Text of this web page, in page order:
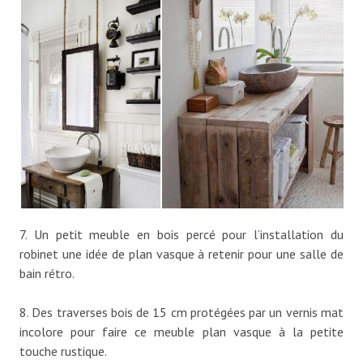
7. Un petit meuble en bois percé pour l’installation du
robinet une idée de plan vasque à retenir pour une salle de
bain rétro.
8. Des traverses bois de 15 cm protégées par un vernis mat
incolore pour faire ce meuble plan vasque à la petite
touche rustique.